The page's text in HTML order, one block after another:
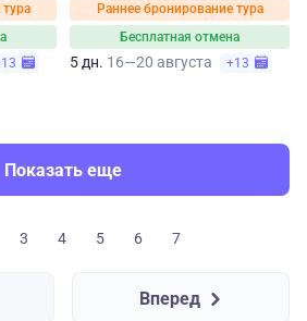
Раннее бронирование тура
Бесплатная отмена
5 дн. 16—20 августа +13
Показать еще
3 4 5 6 7
Вперед